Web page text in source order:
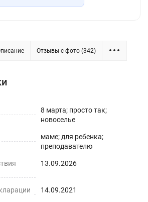
или письменный стол и,
и не скользит при
при этом не препятствует
ухода, легко моется, не
вариантах возможен
уходит через 2-3 дня.
вырезается больше на 2-3
усадки. Весь ассортимент
в нашем магазине Decojoy.
Отзывы с фото (342)
8 марта; просто так;
новоселье
маме; для ребенка;
преподавателю
13.09.2026
14.09.2021